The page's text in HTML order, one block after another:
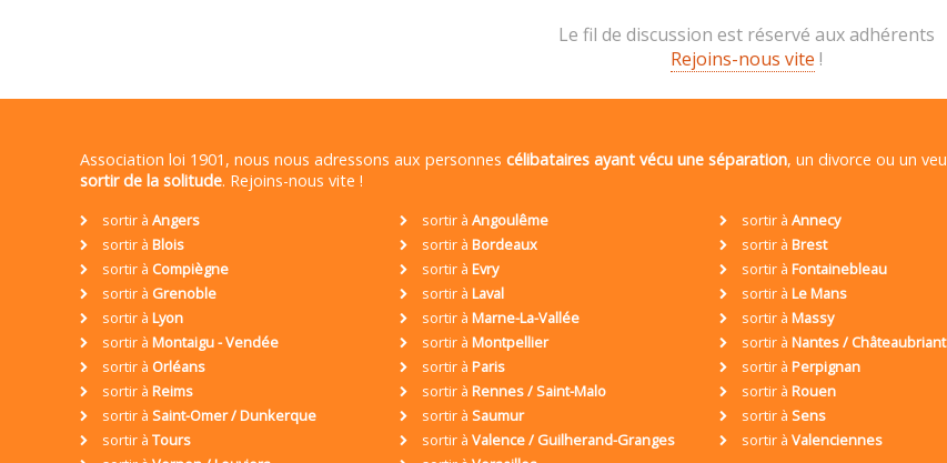
Le fil de discussion est réservé aux adhérents
Rejoins-nous vite !
Association loi 1901, nous nous adressons aux personnes célibataires ayant vécu une séparation, un divorce ou un
sortir de la solitude. Rejoins-nous vite !
sortir à Angers sortir à Angoulême sortir à Annecy
sortir à Blois sortir à Bordeaux sortir à Brest
sortir à Compiègne sortir à Evry sortir à Fontainebleau
sortir à Grenoble sortir à Laval sortir à Le Mans
sortir à Lyon sortir à Marne-La-Vallée sortir à Massy
sortir à Montaigu - Vendée sortir à Montpellier sortir à Nantes / Châteaubriant
sortir à Orléans sortir à Paris sortir à Perpignan
sortir à Reims sortir à Rennes / Saint-Malo sortir à Rouen
sortir à Saint-Omer / Dunkerque sortir à Saumur sortir à Sens
sortir à Tours sortir à Valence / Guilherand-Granges sortir à Valenciennes